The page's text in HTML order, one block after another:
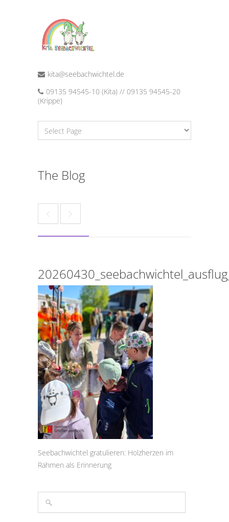
kita@seebachwichtel.de
09135 94545-10 (Kita) // 09135 94545-20
(Krippe)
The Blog
Seebachwichtel gratulieren: Holzherzen im
Rahmen als Erinnerung